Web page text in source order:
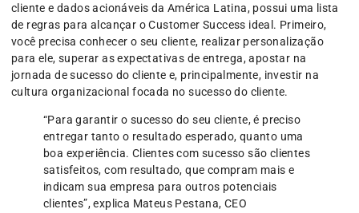
cliente e dados acionáveis da América Latina, possui uma lista
de regras para alcançar o Customer Success ideal. Primeiro,
você precisa conhecer o seu cliente, realizar personalização
para ele, superar as expectativas de entrega, apostar na
jornada de sucesso do cliente e, principalmente, investir na
cultura organizacional focada no sucesso do cliente.
“Para garantir o sucesso do seu cliente, é preciso
entregar tanto o resultado esperado, quanto uma
boa experiência. Clientes com sucesso são clientes
satisfeitos, com resultado, que compram mais e
indicam sua empresa para outros potenciais
clientes”, explica Mateus Pestana, CEO